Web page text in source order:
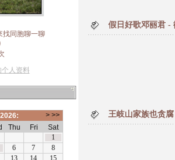
找同胞聊一聊
人资料
假日好歌邓丽君 -
王岐山家族也贪